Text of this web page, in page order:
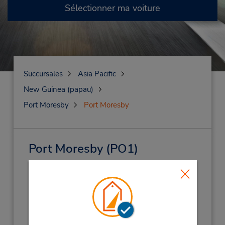
Sélectionner ma voiture
Succursales
Asia Pacific
New Guinea (papau)
Port Moresby
Port Moresby
Port Moresby(PO1)
Cnr Camron Rd & Waigani Dr,
Boroko Motors Office,
Port Moresby,